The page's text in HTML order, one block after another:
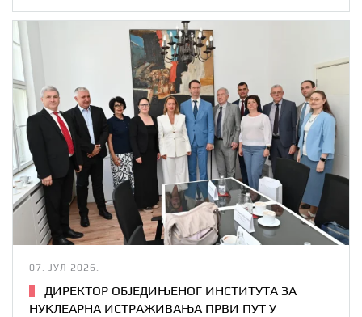
07. ЈУЛ 2026.
ДИРЕКТОР ОБЈЕДИЊЕНОГ ИНСТИТУТА ЗА
НУКЛЕАРНА ИСТРАЖИВАЊА ПРВИ ПУТ У